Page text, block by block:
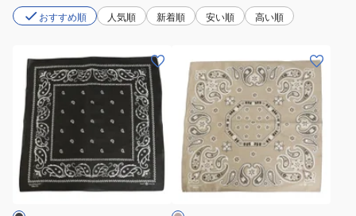
おすすめ順 人気順 新着順 安い順 高い順
ズ)
バ
ン
ダ
ナ
EB3211101
BLK
ズ)
ダ
EB3211101
BEG
サ
ン
ド